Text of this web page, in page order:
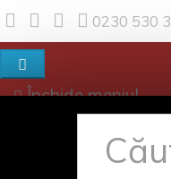
0230 530
Închide meniul